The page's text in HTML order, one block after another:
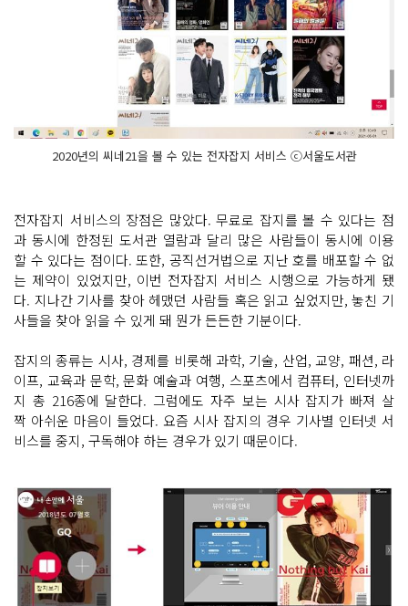
2020년의 씨네21을 볼 수 있는 전자잡지 서비스 ⓒ서울도서관
전자잡지 서비스의 장점은 많았다. 무료로 잡지를 볼 수 있다는 점
과 동시에 한정된 도서관 열람과 달리 많은 사람들이 동시에 이용
할 수 있다는 점이다. 또한, 공직선거법으로 지난 호를 배포할 수 없
는 제약이 있었지만, 이번 전자잡지 서비스 시행으로 가능하게 됐
다. 지나간 기사를 찾아 헤맸던 사람들 혹은 읽고 싶었지만, 놓친 기
사들을 찾아 읽을 수 있게 돼 뭔가 든든한 기분이다.
잡지의 종류는 시사, 경제를 비롯해 과학, 기술, 산업, 교양, 패션, 라
이프, 교육과 문학, 문화 예술과 여행, 스포츠에서 컴퓨터, 인터넷까
지 총 216종에 달한다. 그럼에도 자주 보는 시사 잡지가 빠져 살
짝 아쉬운 마음이 들었다. 요즘 시사 잡지의 경우 기사별 인터넷 서
비스를 중지, 구독해야 하는 경우가 있기 때문이다.